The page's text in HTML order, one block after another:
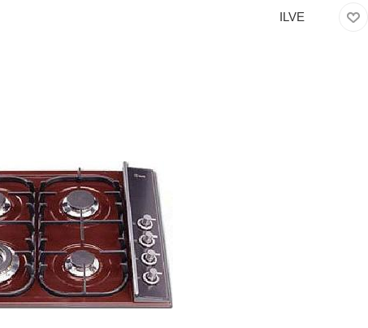
ILVE